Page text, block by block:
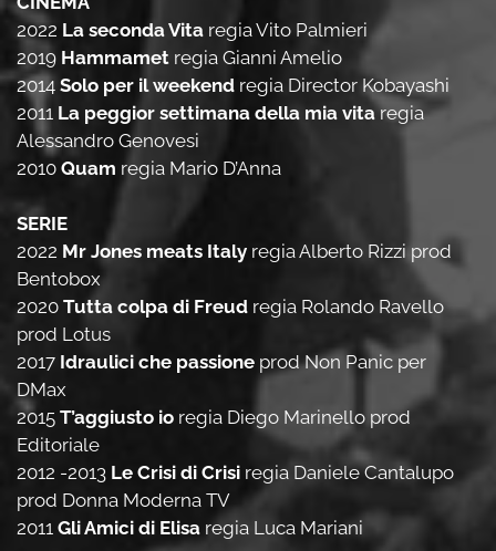
2022 La seconda Vita regia Vito Palmieri
2019 Hammamet regia Gianni Amelio
2014 Solo per il weekend regia Director Kobayashi
2011 La peggior settimana della mia vitaregia
Alessandro Genovesi
2010 Quam regia Mario D’Anna
SERIE
2022 Mr Jones meats Italy regia Alberto Rizzi prod
Bentobox
2020 Tutta colpa di Freud regia Rolando Ravello
prod Lotus
2017 Idraulici che passione prod Non Panic per
DMax
2015 T’aggiusto io regia Diego Marinello prod
Editoriale
2012 -2013 Le Crisi di Crisi regia Daniele Cantalupo
prod Donna Moderna TV
2011 Gli Amici di Elisa regia Luca Mariani